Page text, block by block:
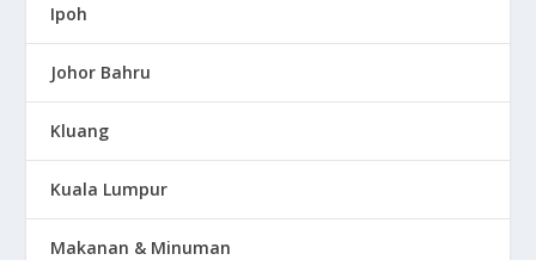
Ipoh
Johor Bahru
Kluang
Kuala Lumpur
Makanan & Minuman